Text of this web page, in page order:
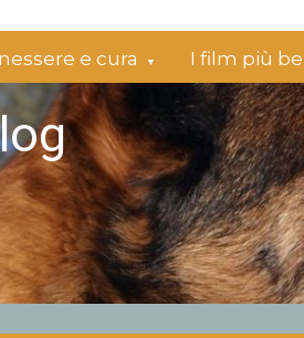
e cura I film più